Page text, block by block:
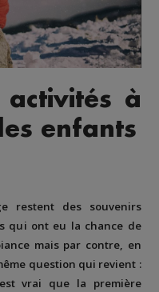
à
enfants
restent des souvenirs
qui ont eu la chance de
mais par contre, en
question qui revient :
vrai que la première